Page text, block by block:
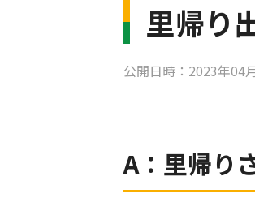
里帰り
公開日時：2023年04
A：里帰り